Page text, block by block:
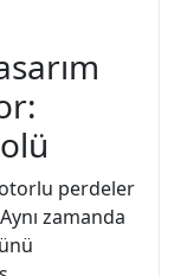
perdeler
zamanda